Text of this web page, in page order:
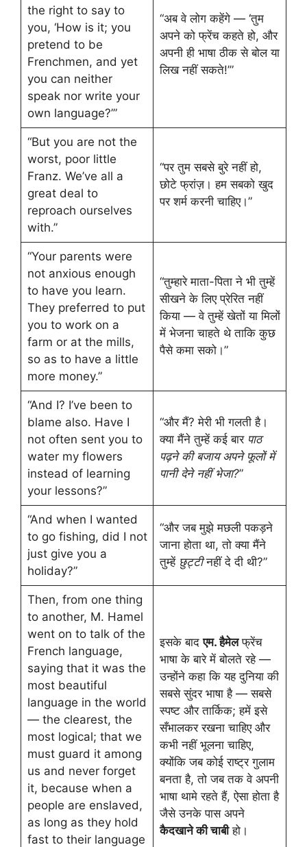
the right to say to
you, ‘How is it; you
pretend to be
Frenchmen, and yet
you can neither
speak nor write your
own language?’”
“अब वे लोग कहेंगे — ‘तुम
अपने को फ्रेंच कहते हो, और
अपनी ही भाषा ठीक से बोल या
लिख नहीं सकते!’”
“But you are not the
worst, poor little
Franz. We’ve all a
great deal to
reproach ourselves
with.”
“पर तुम सबसे बुरे नहीं हो,
छोटे फ्रांज़। हम सबको खुद
पर शर्म करनी चाहिए।”
“Your parents were
not anxious enough
to have you learn.
They preferred to put
you to work on a
farm or at the mills,
so as to have a little
more money.”
“तुम्हारे माता-पिता ने भी तुम्हें
सीखने के लिए प्रेरित नहीं
किया — वे तुम्हें खेतों या मिलों
में भेजना चाहते थे ताकि कुछ
पैसे कमा सको।”
“And I? I’ve been to
blame also. Have I
not often sent you to
water my flowers
instead of learning
your lessons?”
“और मैं? मेरी भी गलती है।
क्या मैंने तुम्हें कई बार पाठ
पढ़ने की बजाय अपने फूलों में
पानी देने नहीं भेजा?”
“And when I wanted
to go fishing, did I not
just give you a
holiday?”
“और जब मुझे मछली पकड़ने
जाना होता था, तो क्या मैंने
तुम्हें छुट्टीनहीं दे दी थी?”
Then, from one thing
to another, M. Hamel
went on to talk of the
French language,
saying that it was the
most beautiful
language in the world
— the clearest, the
most logical; that we
must guard it among
us and never forget
it, because when a
people are enslaved,
as long as they hold
fast to their language
इसके बादएम. हैमेलफ्रेंच
भाषा के बारे में बोलते रहे —
उन्होंने कहा कि यह दुनिया की
सबसे सुंदर भाषा है — सबसे
स्पष्ट और तार्किक; हमें इसे
सँभालकर रखना चाहिए और
कभी नहीं भूलना चाहिए,
क्योंकि जब कोई राष्ट्र गुलाम
बनता है, तो जब तक वे अपनी
भाषा थामे रहते हैं, ऐसा होता है
जैसे उनके पास अपने
कैदखाने की चाबीहो।